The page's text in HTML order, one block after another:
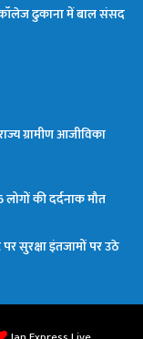
कॉलेज ढुकाना में बाल संसद
ग्रामीण आजीविका
की दर्दनाक मौत
सुरक्षा इंतजामों पर उठे